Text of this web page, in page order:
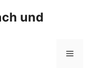
und
Menü